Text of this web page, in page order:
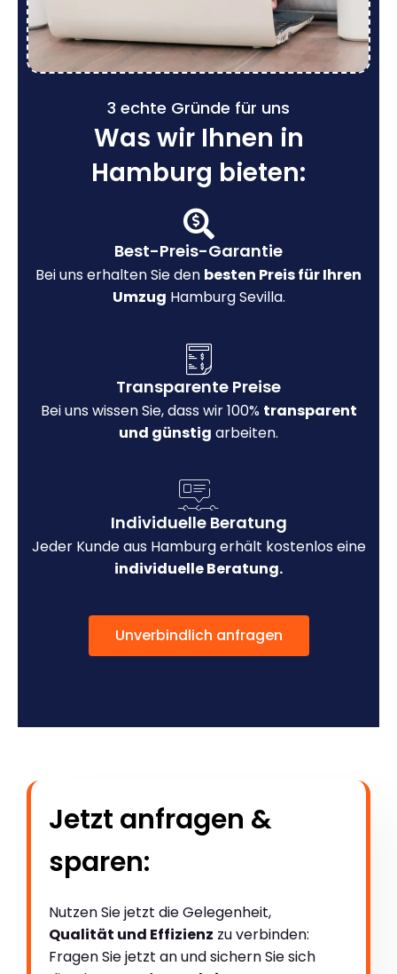
3 echte Gründe für uns
Was wir Ihnen in
Hamburg bieten:
Best-Preis-Garantie
Bei uns erhalten Sie den besten Preis für Ihren
Umzug Hamburg Sevilla.
Transparente Preise
Bei uns wissen Sie, dass wir 100% transparent
und günstig arbeiten.
Individuelle Beratung
Jeder Kunde aus Hamburg erhält kostenlos eine
individuelle Beratung.
Unverbindlich anfragen
Jetzt anfragen &
sparen:
Nutzen Sie jetzt die Gelegenheit,
Qualität und Effizienz zu verbinden:
Fragen Sie jetzt an und sichern Sie sich